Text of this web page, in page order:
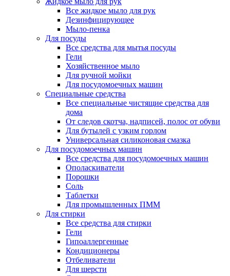
Все жидкое мыло для рук
Дезинфицирующее
Мыло-пенка
Для посуды
Все средства для мытья посуды
Гели
Хозяйственное мыло
Для ручной мойки
Для посудомоечных машин
Специальные средства
Все специальные чистящие средства для
дома
От следов скотча, надписей, полос от обуви
Для бутылей с узким горлом
Универсальная силиконовая смазка
Для посудомоечных машин
Все средства для посудомоечных машин
Ополаскиватели
Порошки
Соль
Таблетки
Для промышленных ПММ
Для стирки
Все средства для стирки
Гели
Гипоаллергенные
Кондиционеры
Отбеливатели
Для шерсти